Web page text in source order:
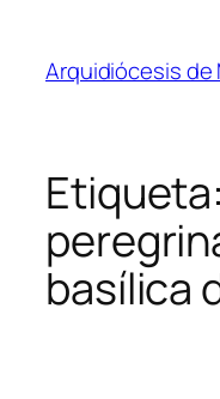
contenido
Arquidiócesis de
Etiqueta:
basílica